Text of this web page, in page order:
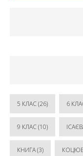
5 КЛАС(26) 6
9 КЛАС(10)
КНИГА(3)